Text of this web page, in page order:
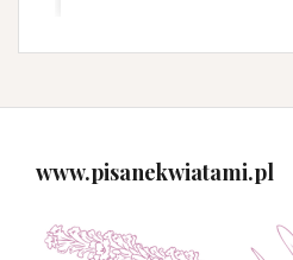
www.pisanekwiatami.pl